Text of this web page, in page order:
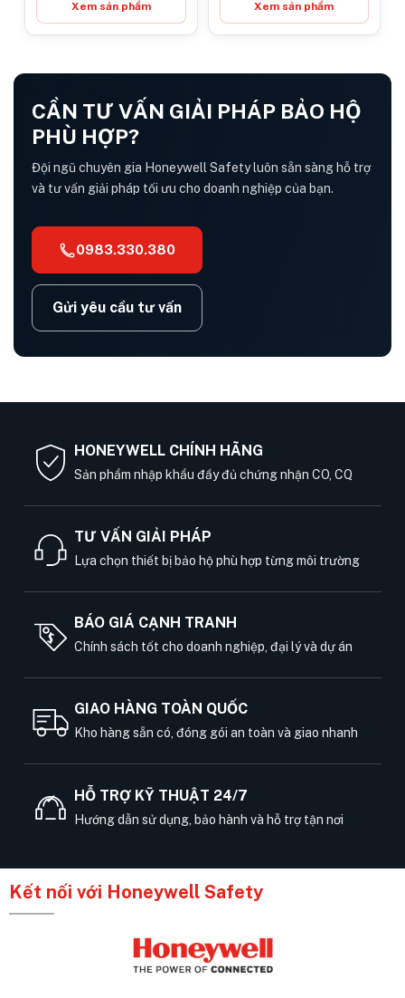
Xem sản phẩm Xem sản phẩm
CẦN TƯ VẤN GIẢI PHÁP BẢO HỘ
PHÙ HỢP?
Đội ngũ chuyên gia Honeywell Safety luôn sẵn sàng hỗ trợ
và tư vấn giải pháp tối ưu cho doanh nghiệp của bạn.
0983.330.380
Gửi yêu cầu tư vấn
HONEYWELL CHÍNH HÃNG
Sản phẩm nhập khẩu đầy đủ chứng nhận CO, CQ
TƯ VẤN GIẢI PHÁP
Lựa chọn thiết bị bảo hộ phù hợp từng môi trường
BÁO GIÁ CẠNH TRANH
Chính sách tốt cho doanh nghiệp, đại lý và dự án
GIAO HÀNG TOÀN QUỐC
Kho hàng sẵn có, đóng gói an toàn và giao nhanh
HỖ TRỢ KỸ THUẬT 24/7
Hướng dẫn sử dụng, bảo hành và hỗ trợ tận nơi
Kết nối với Honeywell Safety